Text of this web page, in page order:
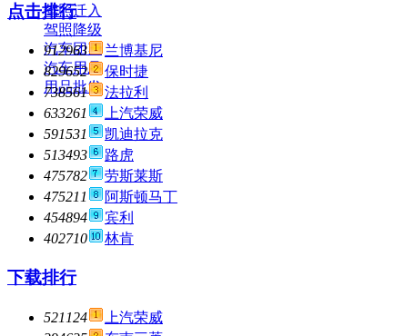
驾照迁入
驾照降级
汽车团购
汽车用品
用品批发
点击排行
912963
兰博基尼
829652
保时捷
738561
法拉利
633261
上汽荣威
591531
凯迪拉克
513493
路虎
475782
劳斯莱斯
475211
阿斯顿马丁
454894
宾利
402710
林肯
下载排行
521124
上汽荣威